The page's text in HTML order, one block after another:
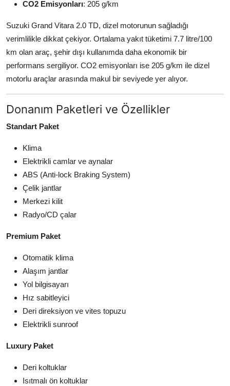
CO2 Emisyonları: 205 g/km
Suzuki Grand Vitara 2.0 TD, dizel motorunun sağladığı
verimlilikle dikkat çekiyor. Ortalama yakıt tüketimi 7.7 litre/100
km olan araç, şehir dışı kullanımda daha ekonomik bir
performans sergiliyor. CO2 emisyonları ise 205 g/km ile dizel
motorlu araçlar arasında makul bir seviyede yer alıyor.
Donanım Paketleri ve Özellikler
Standart Paket
Klima
Elektrikli camlar ve aynalar
ABS (Anti-lock Braking System)
Çelik jantlar
Merkezi kilit
Radyo/CD çalar
Premium Paket
Otomatik klima
Alaşım jantlar
Yol bilgisayarı
Hız sabitleyici
Deri direksiyon ve vites topuzu
Elektrikli sunroof
Luxury Paket
Deri koltuklar
Isıtmalı ön koltuklar